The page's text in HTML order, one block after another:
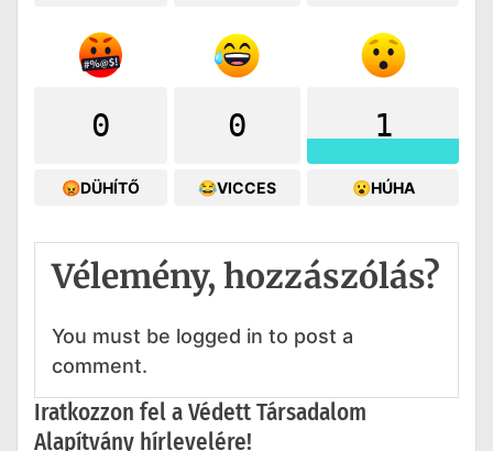
0
😡DÜHÍTŐ
0
😂VICCES
1
😮HÚHA
Vélemény, hozzászólás?
You must be logged in to post a
comment.
Iratkozzon fel a Védett Társadalom
Alapítvány hírlevelére!